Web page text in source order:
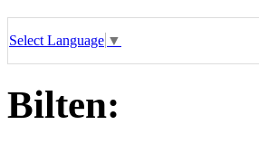
Select Language ▼
Bilten: